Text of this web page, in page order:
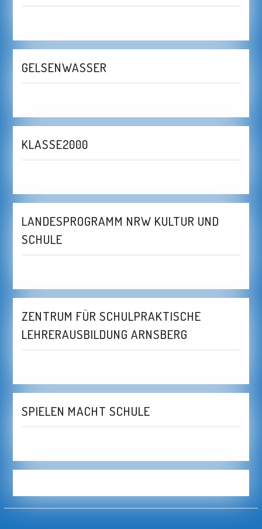
GELSENWASSER
KLASSE2000
LANDESPROGRAMM NRW KULTUR UND
SCHULE
ZENTRUM FÜR SCHULPRAKTISCHE
LEHRERAUSBILDUNG ARNSBERG
SPIELEN MACHT SCHULE